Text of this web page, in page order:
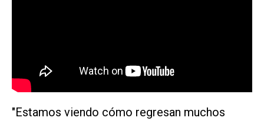
"Estamos viendo cómo regresan muchos